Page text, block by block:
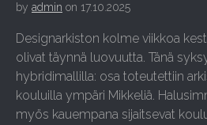
by admin on 17.10.2025
Designarkiston kolme viikkoa
olivat täynnä luovuutta. Tänä
hybridimallilla: osa toteutettiin
kouluilla ympäri Mikkeliä.
myös kauempana sijaitsevat